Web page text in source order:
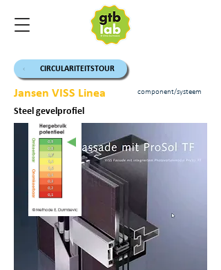
CIRCULARITEITSTOUR
Jansen VISS Linea component/systeem
Steel gevelprofiel